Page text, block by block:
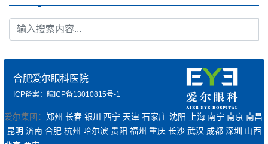
合肥爱尔眼科医院
ICP备案：皖ICP备13010815号-1
爱尔集团： 郑州 长春 银川 西宁 天津 石家庄 沈阳 上海 南宁 南京 南昌
昆明 济南 合肥 杭州 哈尔滨 贵阳 福州 重庆 长沙 武汉 成都 深圳 山西